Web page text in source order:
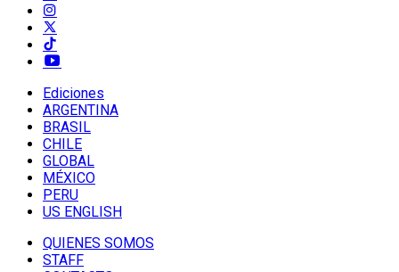
Ediciones
ARGENTINA
BRASIL
CHILE
GLOBAL
MÉXICO
PERU
US ENGLISH
QUIENES SOMOS
STAFF